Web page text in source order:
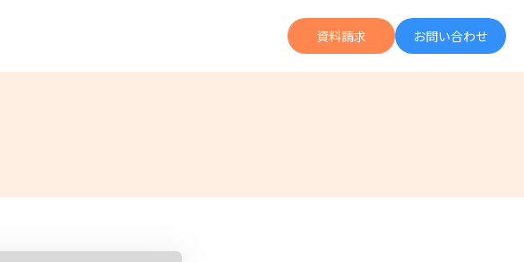
資料請求 お問い合わせ